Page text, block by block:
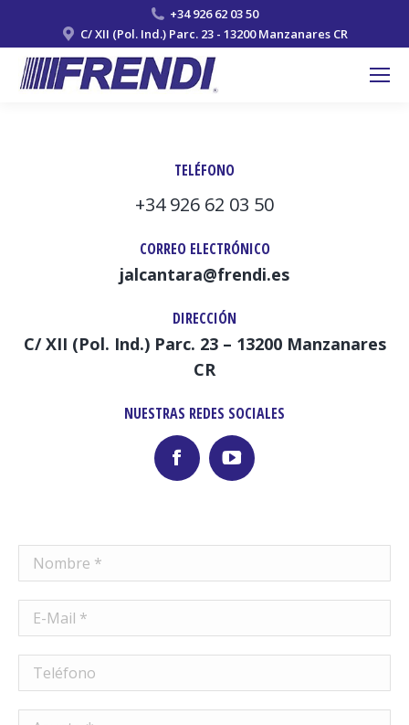
+34 926 62 03 50
C/ XII (Pol. Ind.) Parc. 23 - 13200 Manzanares CR
TELÉFONO
+34 926 62 03 50
CORREO ELECTRÓNICO
jalcantara@frendi.es
DIRECCIÓN
C/ XII (Pol. Ind.) Parc. 23 – 13200 Manzanares
CR
NUESTRAS REDES SOCIALES
FacebookYouTube